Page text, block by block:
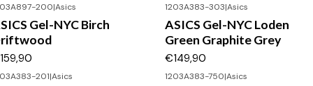
200|Asics
Gel-NYC Birch
1203A383-303|Asics
ASICS Gel-NYC Loden
Green Graphite Grey
€149,90
201|Asics 1203A383-750|Asics